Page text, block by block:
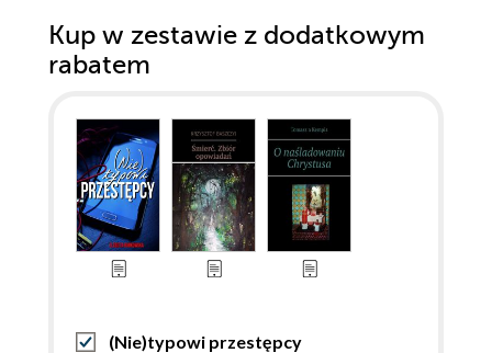
Kup w zestawie z dodatkowym
rabatem
(Nie)typowi przestępcy